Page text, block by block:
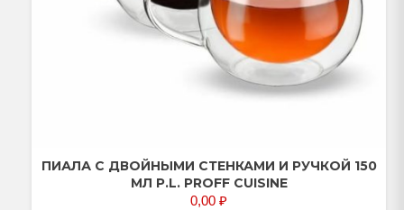
ПИАЛА С ДВОЙНЫМИ СТЕНКАМИ И РУЧКОЙ 150
МЛ P.L. PROFF CUISINE
0,00 ₽